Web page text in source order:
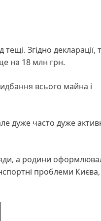
Згідно декларації,
на 18 млн грн.
всього майна і
дуже часто дуже
а родини
проблеми Києва,